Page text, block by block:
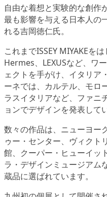
自由な着想と実験的な創作
最も影響を与える日本人の
れる吉岡徳仁氏。
これまでISSEY MIYAKEを
Hermes、LEXUSなど、ワ
ェクトを手がけ、イタリア
ーネでは、カルテル、モロ
ラスイタリアなど、ファニ
ョンでデザインを発表して
数々の作品は、ニューヨー
ゥー・センター、ヴィクト
館、クーパー・ヒューイッ
ラ・デザインミュージアム
蔵品に選ばれています。